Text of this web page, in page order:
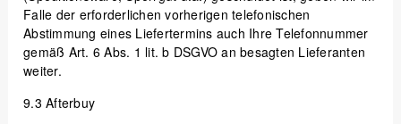
Falle der erforderlichen vorherigen telefonischen
Abstimmung eines Liefertermins auch Ihre Telefonnummer
gemäß Art. 6 Abs. 1 lit. b DSGVO an besagten Lieferanten
weiter.
9.3 Afterbuy